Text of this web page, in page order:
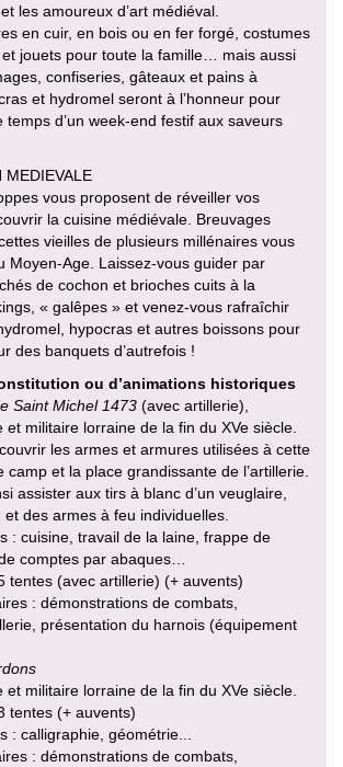
les amoureux d’art médiéval.
en cuir, en bois ou en fer forgé, costumes
jouets pour toute la famille… mais aussi
confiseries, gâteaux et pains à
et hydromel seront à l’honneur pour
temps d’un week-end festif aux saveurs
MEDIEVALE
vous proposent de réveiller vos
la cuisine médiévale. Breuvages
vieilles de plusieurs millénaires vous
Moyen-Age. Laissez-vous guider par
de cochon et brioches cuits à la
« galêpes » et venez-vous rafraîchir
hypocras et autres boissons pour
des banquets d’autrefois !
ou d’animations historiques
Saint Michel 1473 (avec artillerie),
et militaire lorraine de la fin du XVe siècle.
les armes et armures utilisées à cette
camp et la place grandissante de l’artillerie.
assister aux tirs à blanc d’un veuglaire,
et des armes à feu individuelles.
: cuisine, travail de la laine, frappe de
comptes par abaques…
tentes (avec artillerie) (+ auvents)
: démonstrations de combats,
présentation du harnois (équipement
et militaire lorraine de la fin du XVe siècle.
tentes (+ auvents)
: calligraphie, géométrie...
: démonstrations de combats,